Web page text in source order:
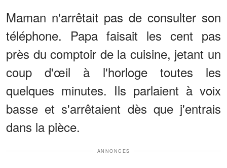
Maman n'arrêtait pas de consulter son
téléphone. Papa faisait les cent pas
près du comptoir de la cuisine, jetant un
coup d'œil à l'horloge toutes les
quelques minutes. Ils parlaient à voix
basse et s'arrêtaient dès que j'entrais
dans la pièce.
ANNONCES